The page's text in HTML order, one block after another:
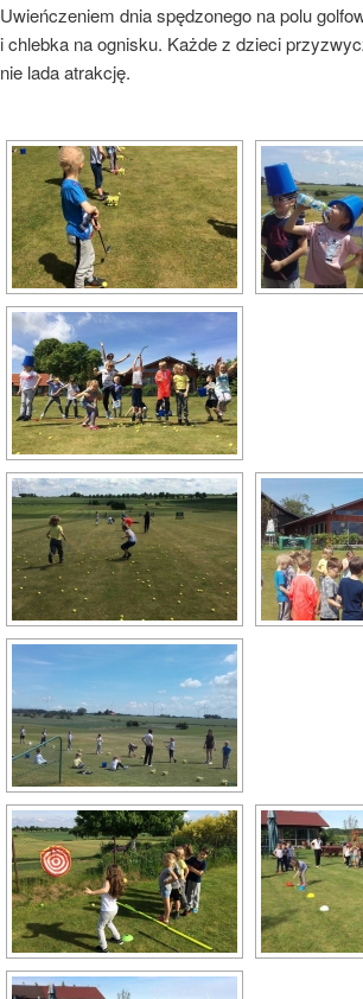
Uwieńczeniem dnia spędzonego na polu
i chlebka na ognisku. Każde z dzieci
nie lada atrakcję.